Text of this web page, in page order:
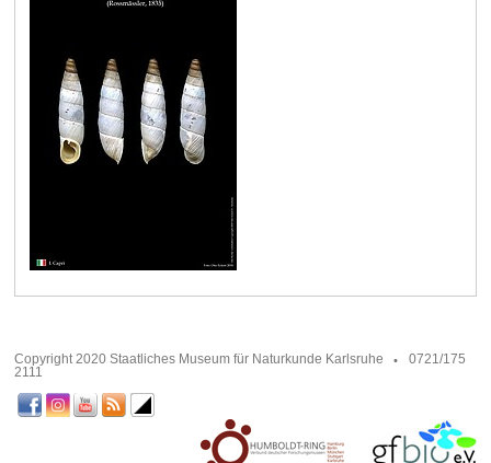
Copyright 2020 Staatliches Museum für Naturkunde Karlsruhe
0721/175
2111